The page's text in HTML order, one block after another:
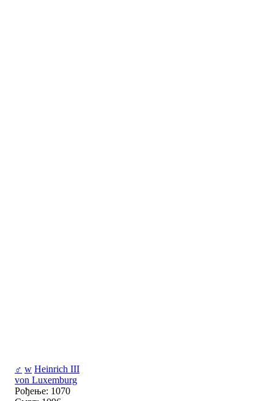
♂ w Heinrich III
von Luxemburg
Рођење: 1070